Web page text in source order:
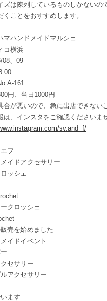
ズは陳列しているものしかない
くことをおすすめします。
ハンドメイドマルシェ
コ横浜
08、09
161
円、当日1000円
が悪いので、急に出店できない
は、インスタをご確認くださいま
sv.and_f/
フ
イドアクセサリー
ッシェ
クロッシェ
売を始めました
イドイベント
セサリー
アクセサリー
ます